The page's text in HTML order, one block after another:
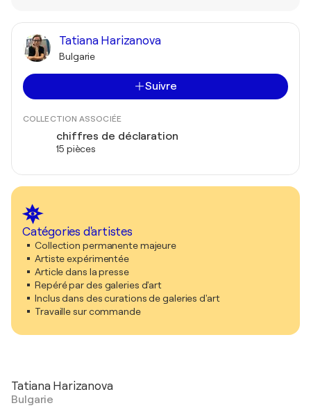
Tatiana Harizanova
Bulgarie
Suivre
COLLECTION ASSOCIÉE
chiffres de déclaration
15 pièces
Catégories d'artistes
Collection permanente majeure
Artiste expérimentée
Article dans la presse
Repéré par des galeries d'art
Inclus dans des curations de galeries d'art
Travaille sur commande
Tatiana Harizanova
Bulgarie